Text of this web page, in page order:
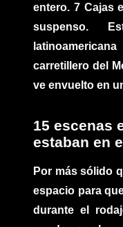
entero. 7 Cajas
suspenso.
carretillero del
ve envuelto en
15 escenas
estaban en
Por más sólido
espacio para
durante el